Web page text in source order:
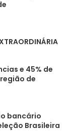
e 45% de
de
bancário
Brasileira